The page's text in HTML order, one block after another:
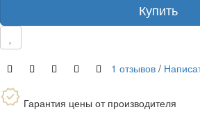
Купить
1 отзывов/
Гарантия цены от производителя